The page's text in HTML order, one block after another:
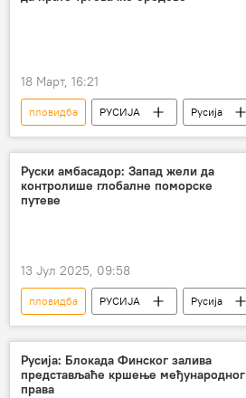
18 Март, 16:21
пловидба РУСИЈА
Русија
Патрушев
морнарица
Руски амбасадор: Запад жели да
контролише глобалне поморске
путеве
13 Јул 2025, 09:58
пловидба РУСИЈА
Русија
Балтичке земље
Балтичко море
Запад
Русија: Блокада Финског залива
представљаће кршење међународног
права